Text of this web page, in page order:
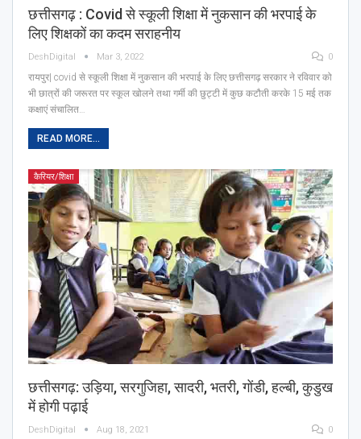
छत्तीसगढ़ : Covid से स्कूली शिक्षा में नुकसान की भरपाई के
लिए शिक्षकों का कदम सराहनीय
DeshDigital Mar 3, 2022 0
रायपुर| covid से स्कूली शिक्षा में नुकसान की भरपाई के लिए छत्तीसगढ़ सरकार ने रविवार को
भी छात्रों की जरूरत पर स्कूल खोलने तथा गर्मी की छुट्टी में कुछ कटौती करके 15 मई तक
कक्षाएं संचालित…
READ MORE...
कैरियर/शिक्षा
छत्तीसगढ़: उड़िया, सरगुजिहा, सादरी, भतरी, गोंडी, हल्बी, कुडुख
में होगी पढ़ाई
DeshDigital Aug 18, 2021 0